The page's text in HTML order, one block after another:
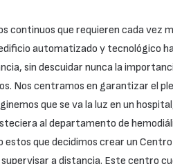
continuos que requieren cada vez
automatizado y tecnológico
sin descuidar nunca la
Nos centramos en garantizar el
que se va la luz en un
al departamento de
estos que decidimos crear un
a distancia. Este centro